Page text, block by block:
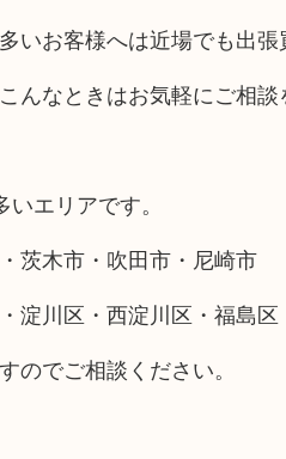
いお客様へは近場でも出張
んなときはお気軽にご相談
エリアです。
茨木市・吹田市・尼崎市
淀川区・西淀川区・福島区
のでご相談ください。